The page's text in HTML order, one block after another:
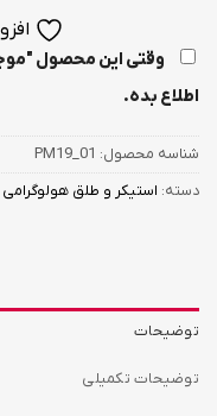
وقتی این محصول
اطلاع بده.
شناسه محصول: PM19_01
دسته: استیکر و طلق هولوگرامی
توضیحات
توضیحات تکمیلی